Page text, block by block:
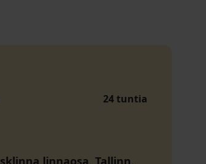
24 tuntia
linnaosa, Tallinn,